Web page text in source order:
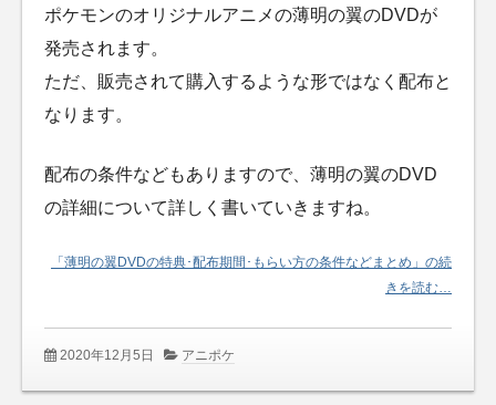
ポケモンのオリジナルアニメの薄明の翼のDVDが
発売されます。
ただ、販売されて購入するような形ではなく配布と
なります。
配布の条件などもありますので、薄明の翼のDVD
の詳細について詳しく書いていきますね。
「薄明の翼DVDの特典･配布期間･もらい方の条件などまとめ」の続
きを読む…
2020年12月5日 アニポケ